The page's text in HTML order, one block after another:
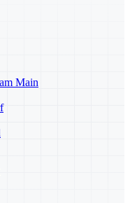
Main